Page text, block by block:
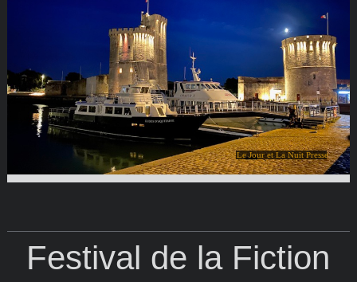
Le Jour et La Nuit Presse
Festival de la Fiction